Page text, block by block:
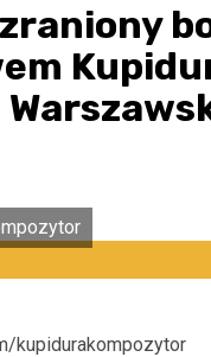
kupidurakompozytor